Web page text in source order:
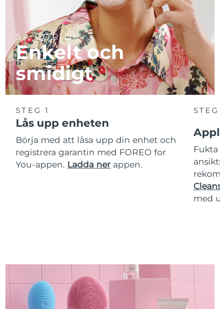
SÅ GÖR DU
Enkelt och
smidigt
STEG 1
Lås upp enheten
Börja med att låsa upp din enhet och
registrera garantin med FOREO for
You-appen. Ladda ner appen.
med